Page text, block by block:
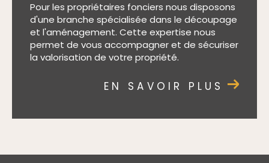
Pour les propriétaires fonciers nous disposons
d'une branche spécialisée dans le découpage
et l'aménagement. Cette expertise nous
permet de vous accompagner et de sécuriser
la valorisation de votre propriété.
EN SAVOIR PLUS